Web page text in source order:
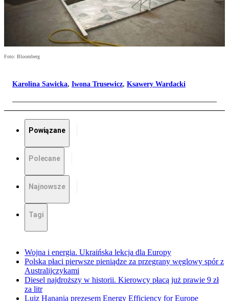
Foto: Bloomberg
Karolina Sawicka, Iwona Trusewicz, Ksawery Wardacki
Powiązane
Polecane
Najnowsze
Tagi
Wojna i energia. Ukraińska lekcja dla Europy
Polska płaci pierwsze pieniądze za przegrany węglowy spór z
Australijczykami
Diesel najdroższy w historii. Kierowcy płacą już prawie 9 zł
za litr
Luiz Hanania prezesem Energy Efficiency for Europe